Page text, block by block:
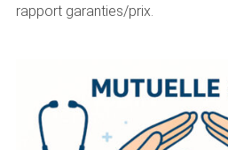
rapport garanties/prix.